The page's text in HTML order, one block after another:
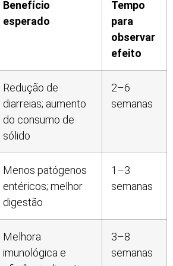
Benefício
esperado
Tempo
para
observar
efeito
Redução de
diarreias; aumento
do consumo de
sólido
2–6
semanas
Menos patógenos
entéricos; melhor
digestão
1–3
semanas
Melhora
imunológica e
3–8
semanas